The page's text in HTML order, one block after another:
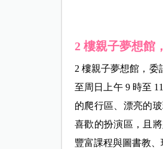
2 樓親子夢想館
2 樓親子夢想館，委
至周日上午 9 時至
的爬行區、漂亮的
喜歡的扮演區，且
豐富課程與圖書教、